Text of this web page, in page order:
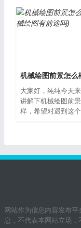
款经典的跑...
大家好，纯纯今天
讲解下机械绘图前
样，希望对遇到这
网站作为信息内容发布
息，不代表本网站立场